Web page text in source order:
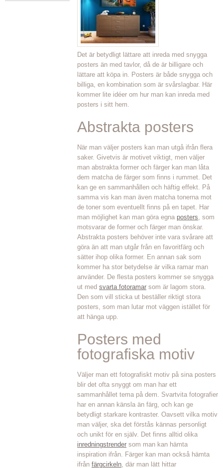
Det är betydligt lättare att inreda med snygga
posters än med tavlor, då de är billigare och
lättare att köpa in. Posters är både snygga och
billiga, en kombination som är svårslagbar. Här
kommer lite idéer om hur man kan inreda med
posters i sitt hem.
Abstrakta posters
När man väljer posters kan man utgå ifrån flera
saker. Givetvis är motivet viktigt, men väljer
man abstrakta former och färger kan man låta
dem matcha de färger som finns i rummet. Det
kan ge en sammanhållen och häftig effekt. På
samma vis kan man även matcha tonerna mot
de toner som eventuellt finns på en tapet. Har
man möjlighet kan man göra egna posters, som
motsvarar de former och färger man önskar.
Abstrakta posters behöver inte vara svårare att
göra än att man utgår från en favoritfärg och
sätter ihop olika former. En annan sak som
kommer ha stor betydelse är vilka ramar man
använder. De flesta posters kommer se snygga
ut med svarta fotoramar som är lagom stora.
Den som vill sticka ut beställer riktigt stora
posters, som man lutar mot väggen istället för
att hänga upp.
Posters med
fotografiska motiv
Väljer man ett fotografiskt motiv på sina posters
blir det ofta snyggt om man har ett
sammanhållet tema på dem. Svartvita fotografier
har en annan känsla än färg, och kan ge
betydligt starkare kontraster. Oavsett vilka motiv
man väljer, ska det förstås kännas personligt
och unikt för en själv. Det finns alltid olika
inredningstrender som man kan hämta
inspiration ifrån. Färger kan man också hämta
ifrån färgcirkeln, där man lätt hittar